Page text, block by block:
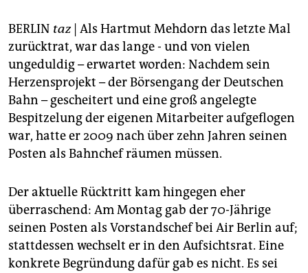
genossenschaft
epaper login
BERLIN taz| Als Hartmut Mehdorn das letzte Mal
zurücktrat, war das lange - und von vielen
ungeduldig – erwartet worden: Nachdem sein
Herzensprojekt – der Börsengang der Deutschen
Bahn – gescheitert und eine groß angelegte
Bespitzelung der eigenen Mitarbeiter aufgeflogen
war, hatte er 2009 nach über zehn Jahren seinen
Posten als Bahnchef räumen müssen.
Der aktuelle Rücktritt kam hingegen eher
überraschend: Am Montag gab der 70-Jährige
seinen Posten als Vorstandschef bei Air Berlin auf;
stattdessen wechselt er in den Aufsichtsrat. Eine
konkrete Begründung dafür gab es nicht. Es sei